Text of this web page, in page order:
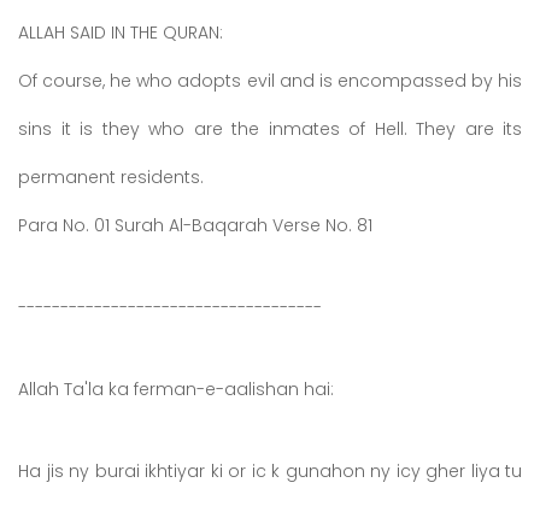
ALLAH SAID IN THE QURAN:
Of course, he who adopts evil and is encompassed by his
sins it is they who are the inmates of Hell. They are its
permanent residents.
Para No. 01 Surah Al-Baqarah Verse No. 81
------------------------------------
Allah Ta'la ka ferman-e-aalishan hai:
Ha jis ny burai ikhtiyar ki or ic k gunahon ny icy gher liya tu